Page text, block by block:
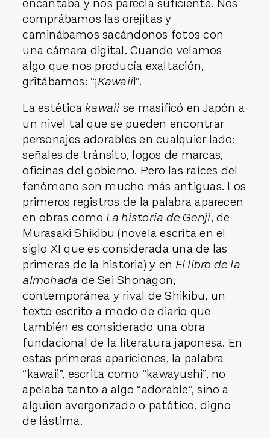
encantaba y nos parecía suficiente. Nos
comprábamos las orejitas y
caminábamos sacándonos fotos con
una cámara digital. Cuando veíamos
algo que nos producía exaltación,
gritábamos: “¡Kawaii!”.
La estéticakawaii se masificó en Japón a
un nivel tal que se pueden encontrar
personajes adorables en cualquier lado:
señales de tránsito, logos de marcas,
oficinas del gobierno. Pero las raíces del
fenómeno son mucho más antiguas. Los
primeros registros de la palabra aparecen
en obras como La historia de Genji, de
Murasaki Shikibu (novela escrita en el
siglo XI que es considerada una de las
primeras de la historia) y en El libro de la
almohada de Sei Shonagon,
contemporánea y rival de Shikibu, un
texto escrito a modo de diario que
también es considerado una obra
fundacional de la literatura japonesa. En
estas primeras apariciones, la palabra
“kawaii”, escrita como “kawayushi”, no
apelaba tanto a algo “adorable”, sino a
alguien avergonzado o patético, digno
de lástima.